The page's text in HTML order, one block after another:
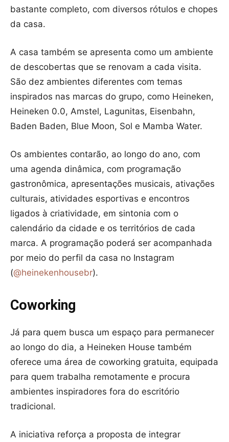
bastante completo, com diversos rótulos e chopes
da casa.
A casa também se apresenta como um ambiente
de descobertas que se renovam a cada visita.
São dez ambientes diferentes com temas
inspirados nas marcas do grupo, como Heineken,
Heineken 0.0, Amstel, Lagunitas, Eisenbahn,
Baden Baden, Blue Moon, Sol e Mamba Water.
Os ambientes contarão, ao longo do ano, com
uma agenda dinâmica, com programação
gastronômica, apresentações musicais, ativações
culturais, atividades esportivas e encontros
ligados à criatividade, em sintonia com o
calendário da cidade e os territórios de cada
marca. A programação poderá ser acompanhada
por meio do perfil da casa no Instagram
(@heinekenhousebr).
Coworking
Já para quem busca um espaço para permanecer
ao longo do dia, a Heineken House também
oferece uma área de coworking gratuita, equipada
para quem trabalha remotamente e procura
ambientes inspiradores fora do escritório
tradicional.
A iniciativa reforça a proposta de integrar